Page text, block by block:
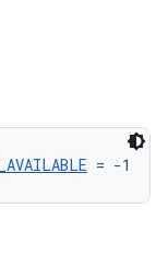
= -1